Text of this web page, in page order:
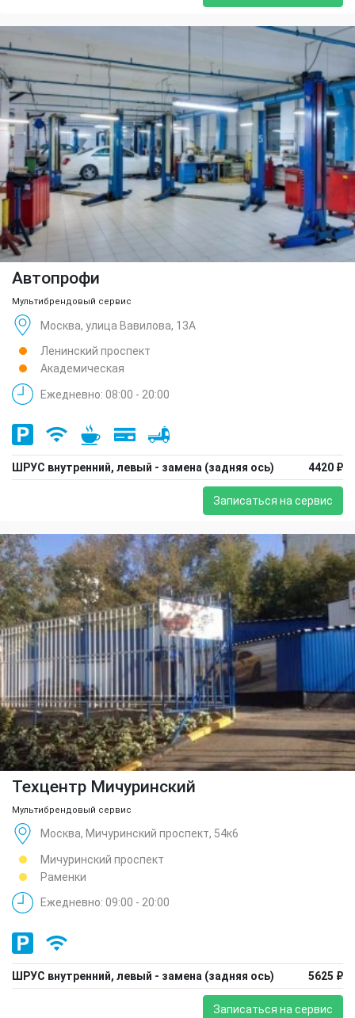
Автопрофи
Мультибрендовый сервис
Москва, улица Вавилова, 13А
Ленинский проспект
Академическая
Ежедневно: 08:00 - 20:00
ШРУС внутренний, левый - замена (задняя ось) 4420 ₽
Записаться на сервис
Техцентр Мичуринский
Мультибрендовый сервис
Москва, Мичуринский проспект, 54к6
Мичуринский проспект
Раменки
Ежедневно: 09:00 - 20:00
ШРУС внутренний, левый - замена (задняя ось) 5625 ₽
Записаться на сервис